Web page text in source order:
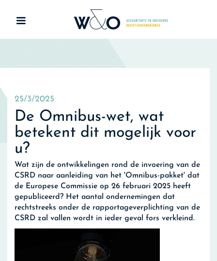
25/3/2025
De Omnibus-wet, wat
betekent dit mogelijk voor
u?
Wat zijn de ontwikkelingen rond de invoering van de
CSRD naar aanleiding van het 'Omnibus-pakket' dat
de Europese Commissie op 26 februari 2025 heeft
gepubliceerd? Het aantal ondernemingen dat
rechtstreeks onder de rapportageverplichting van de
CSRD zal vallen wordt in ieder geval fors verkleind.